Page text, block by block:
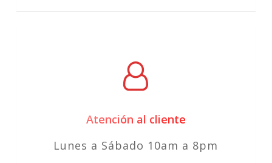
Atención al cliente
Lunes a Sábado 10am a 8pm